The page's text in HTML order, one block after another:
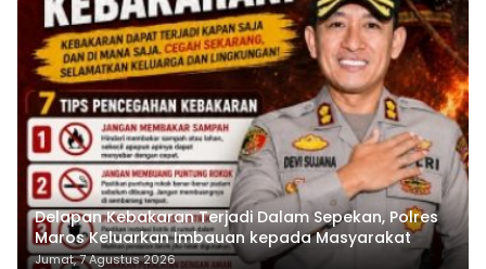
Delapan Kebakaran Terjadi Dalam Sepekan, Polres
Maros Keluarkan Imbauan kepada Masyarakat
Jumat, 7 Agustus 2026